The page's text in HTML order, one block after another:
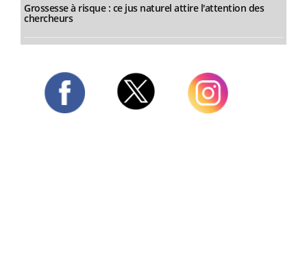
Grossesse à risque : ce jus naturel attire l'attention des
chercheurs